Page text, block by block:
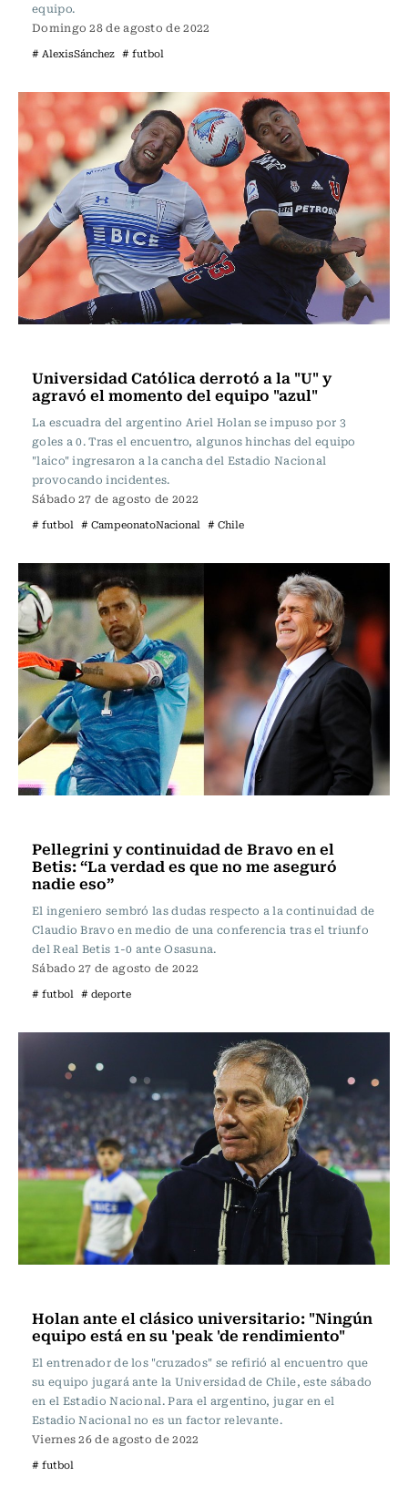
equipo.
Domingo 28 de agosto de 2022
# AlexisSánchez # futbol
Universidad Católica derrotó a la "U" y
agravó el momento del equipo "azul"
La escuadra del argentino Ariel Holan se impuso por 3
goles a 0. Tras el encuentro, algunos hinchas del equipo
"laico" ingresaron a la cancha del Estadio Nacional
provocando incidentes.
Sábado 27 de agosto de 2022
# futbol # CampeonatoNacional # Chile
Pellegrini y continuidad de Bravo en el
Betis: “La verdad es que no me aseguró
nadie eso”
El ingeniero sembró las dudas respecto a la continuidad de
Claudio Bravo en medio de una conferencia tras el triunfo
del Real Betis 1-0 ante Osasuna.
Sábado 27 de agosto de 2022
# futbol # deporte
Holan ante el clásico universitario: "Ningún
equipo está en su 'peak 'de rendimiento"
El entrenador de los "cruzados" se refirió al encuentro que
su equipo jugará ante la Universidad de Chile, este sábado
en el Estadio Nacional. Para el argentino, jugar en el
Estadio Nacional no es un factor relevante.
Viernes 26 de agosto de 2022
# futbol